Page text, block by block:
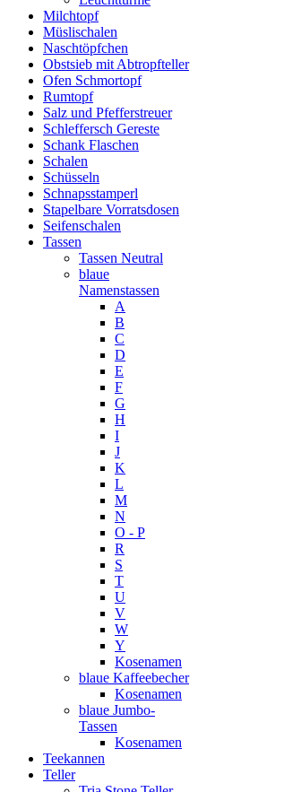
Milchtopf
Müslischalen
Naschtöpfchen
Obstsieb mit Abtropfteller
Ofen Schmortopf
Rumtopf
Salz und Pfefferstreuer
Schleffersch Gereste
Schank Flaschen
Schalen
Schüsseln
Schnapsstamperl
Stapelbare Vorratsdosen
Seifenschalen
Tassen
Tassen Neutral
blaue
Namenstassen
A
B
C
D
E
F
G
H
I
J
K
L
M
N
O - P
R
S
T
U
V
W
Y
Kosenamen
blaue Kaffeebecher
Kosenamen
blaue Jumbo-
Tassen
Kosenamen
Teekannen
Teller